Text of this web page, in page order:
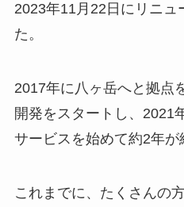
2023年11月22日にリニュ
た。
2017年に八ヶ岳へと拠点
開発をスタートし、2021
サービスを始めて約2年が
これまでに、たくさんの